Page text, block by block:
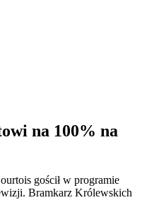
na 100% na
gościł w programie
Bramkarz Królewskich